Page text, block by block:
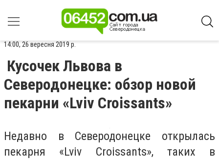
14:00, 26 вересня 2019 р.
Кусочек Львова в
Северодонецке: обзор новой
пекарни «Lviv Croissants»
Недавно в Северодонецке открылась
пекарня «Lviv Croissants», таких в